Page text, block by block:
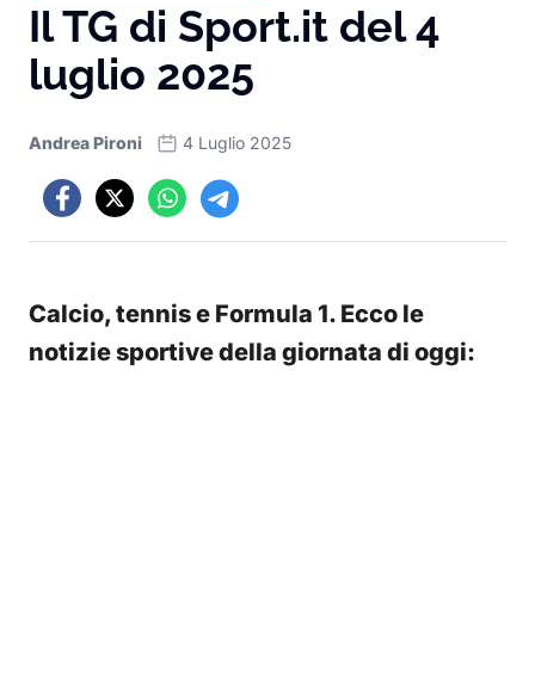
Il TG di Sport.it del 4
luglio 2025
Andrea Pironi 4 Luglio 2025
Calcio, tennis e Formula 1. Ecco le
notizie sportive della giornata di oggi: